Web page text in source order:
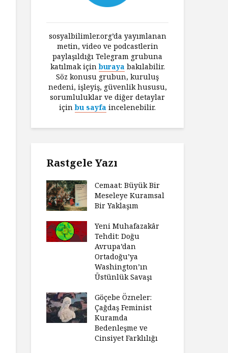
sosyalbilimler.org’da yayımlanan
metin, video ve podcastlerin
paylaşıldığı Telegram grubuna
katılmak içinburaya bakılabilir.
Söz konusu grubun, kuruluş
nedeni, işleyiş, güvenlik hususu,
sorumluluklar ve diğer detaylar
içinbu sayfa incelenebilir.
Rastgele Yazı
Cemaat: Büyük Bir
Meseleye Kuramsal
Bir Yaklaşım
Yeni Muhafazakâr
Tehdit: Doğu
Avrupa’dan
Ortadoğu’ya
Washington’ın
Üstünlük Savaşı
Göçebe Özneler:
Çağdaş Feminist
Kuramda
Bedenleşme ve
Cinsiyet Farklılığı